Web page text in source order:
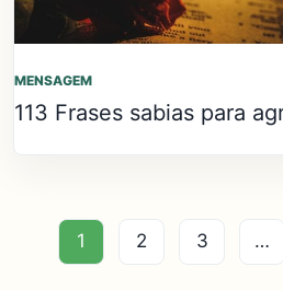
MENSAGEM
113 Frases sabias para
1 2 3 …